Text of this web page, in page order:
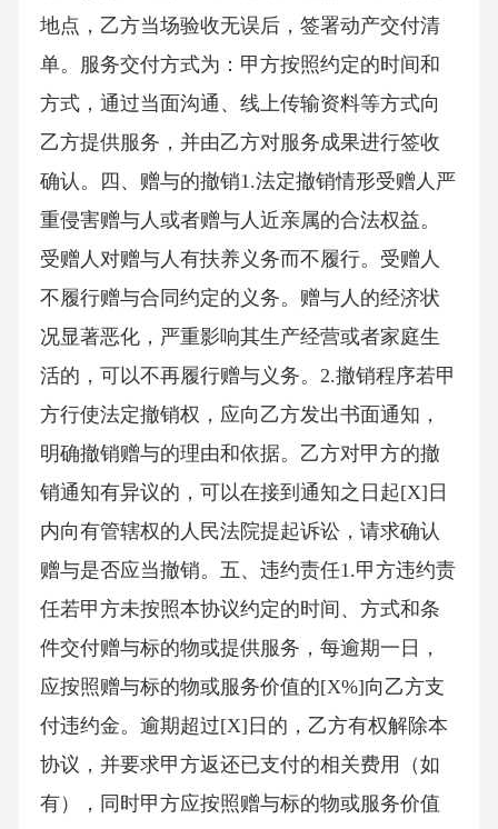
地点，乙方当场验收无误后，签署动产交付清
单。服务交付方式为：甲方按照约定的时间和
方式，通过当面沟通、线上传输资料等方式向
乙方提供服务，并由乙方对服务成果进行签收
确认。四、赠与的撤销1.法定撤销情形受赠人严
重侵害赠与人或者赠与人近亲属的合法权益。
受赠人对赠与人有扶养义务而不履行。受赠人
不履行赠与合同约定的义务。赠与人的经济状
况显著恶化，严重影响其生产经营或者家庭生
活的，可以不再履行赠与义务。2.撤销程序若甲
方行使法定撤销权，应向乙方发出书面通知，
明确撤销赠与的理由和依据。乙方对甲方的撤
销通知有异议的，可以在接到通知之日起[X]日
内向有管辖权的人民法院提起诉讼，请求确认
赠与是否应当撤销。五、违约责任1.甲方违约责
任若甲方未按照本协议约定的时间、方式和条
件交付赠与标的物或提供服务，每逾期一日，
应按照赠与标的物或服务价值的[X%]向乙方支
付违约金。逾期超过[X]日的，乙方有权解除本
协议，并要求甲方返还已支付的相关费用（如
有），同时甲方应按照赠与标的物或服务价值